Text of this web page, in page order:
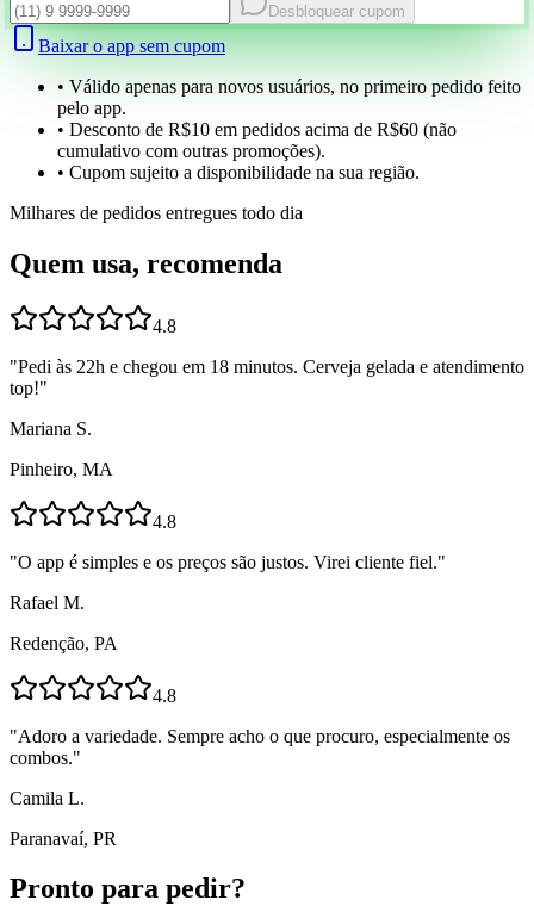
Desbloquear cupom
Baixar o app sem cupom
• Válido apenas para novos usuários, no primeiro pedido feito
pelo app.
• Desconto de R$10 em pedidos acima de R$60 (não
cumulativo com outras promoções).
• Cupom sujeito a disponibilidade na sua região.
Milhares de pedidos entregues todo dia
Quem usa, recomenda
4.8
"Pedi às 22h e chegou em 18 minutos. Cerveja gelada e atendimento
top!"
Mariana S.
Pinheiro, MA
4.8
"O app é simples e os preços são justos. Virei cliente fiel."
Rafael M.
Redenção, PA
4.8
"Adoro a variedade. Sempre acho o que procuro, especialmente os
combos."
Camila L.
Paranavaí, PR
Pronto para pedir?